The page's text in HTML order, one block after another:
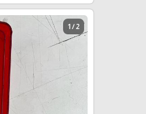
1 / 2